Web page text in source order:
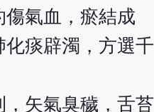
氣血，瘀結成
痰辟濁，方選千
矢氣臭穢，舌苔